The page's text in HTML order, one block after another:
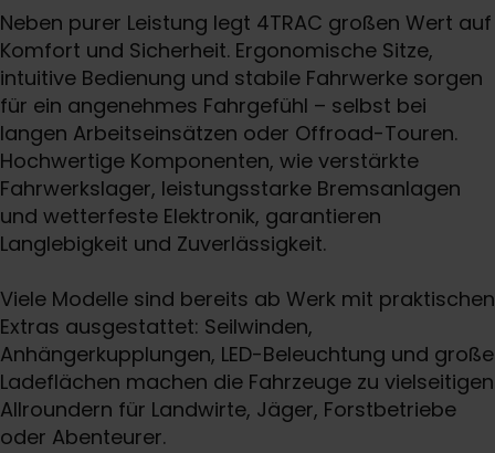
Neben purer Leistung legt 4TRAC großen Wert auf
Komfort und Sicherheit. Ergonomische Sitze,
intuitive Bedienung und stabile Fahrwerke sorgen
für ein angenehmes Fahrgefühl – selbst bei
langen Arbeitseinsätzen oder Offroad-Touren.
Hochwertige Komponenten, wie verstärkte
Fahrwerkslager, leistungsstarke Bremsanlagen
und wetterfeste Elektronik, garantieren
Langlebigkeit und Zuverlässigkeit.
Viele Modelle sind bereits ab Werk mit praktischen
Extras ausgestattet: Seilwinden,
Anhängerkupplungen, LED-Beleuchtung und große
Ladeflächen machen die Fahrzeuge zu vielseitigen
Allroundern für Landwirte, Jäger, Forstbetriebe
oder Abenteurer.